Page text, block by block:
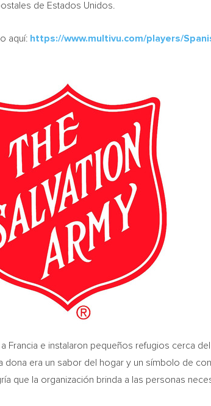
de Estados Unidos.
aquí: https://www.multivu.com/players/
Francia e instalaron pequeños refugios cerca
era un sabor del hogar y un símbolo de
que la organización brinda a las personas